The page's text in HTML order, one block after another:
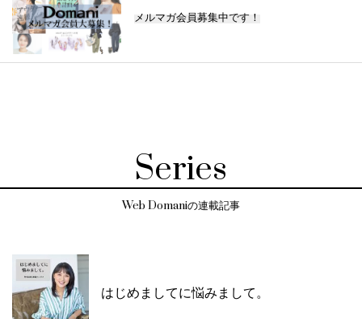
メルマガ会員募集中です！
Series
Web Domaniの連載記事
はじめましてに悩みまして。